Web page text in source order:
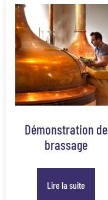
Démonstration de
brassage
Lire la suite